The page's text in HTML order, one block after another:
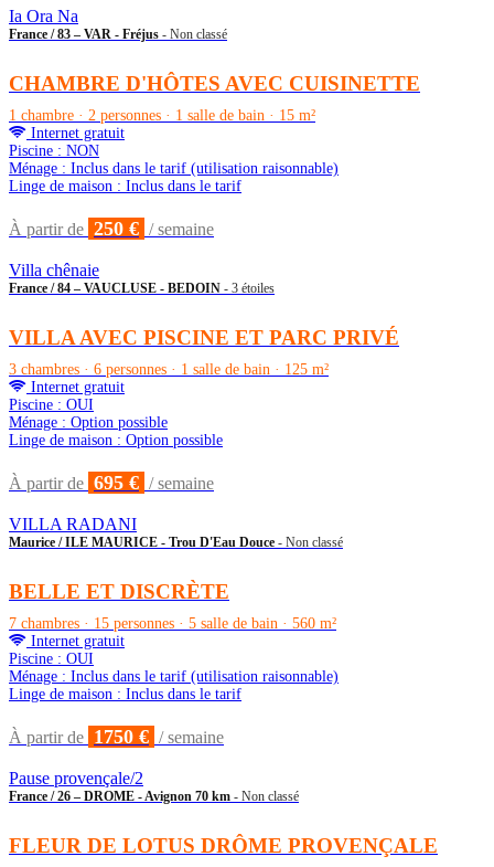
Ia Ora Na
France / 83 – VAR - Fréjus - Non classé
CHAMBRE D'HÔTES AVEC CUISINETTE
1 chambre · 2 personnes · 1 salle de bain · 15 m²
Internet gratuit
Piscine : NON
Ménage : Inclus dans le tarif (utilisation raisonnable)
Linge de maison : Inclus dans le tarif
À partir de 250 € / semaine
Villa chênaie
France / 84 – VAUCLUSE - BEDOIN - 3 étoiles
VILLA AVEC PISCINE ET PARC PRIVÉ
3 chambres · 6 personnes · 1 salle de bain · 125 m²
Internet gratuit
Piscine : OUI
Ménage : Option possible
Linge de maison : Option possible
À partir de 695 € / semaine
VILLA RADANI
Maurice / ILE MAURICE - Trou D'Eau Douce - Non classé
BELLE ET DISCRÈTE
7 chambres · 15 personnes · 5 salle de bain · 560 m²
Internet gratuit
Piscine : OUI
Ménage : Inclus dans le tarif (utilisation raisonnable)
Linge de maison : Inclus dans le tarif
À partir de 1750 € / semaine
Pause provençale/2
France / 26 – DROME - Avignon 70 km - Non classé
FLEUR DE LOTUS DRÔME PROVENÇALE